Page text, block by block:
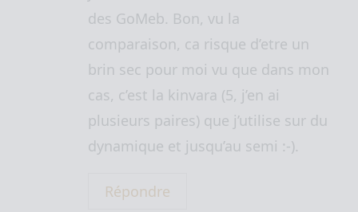
des GoMeb. Bon, vu la
comparaison, ca risque d’etre un
brin sec pour moi vu que dans mon
cas, c’est la kinvara (5, j’en ai
plusieurs paires) que j’utilise sur du
dynamique et jusqu’au semi :-).
Répondre